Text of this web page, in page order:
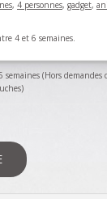
, 4 personnes, gadget,
4 et 6 semaines.
semaines (Hors demandes